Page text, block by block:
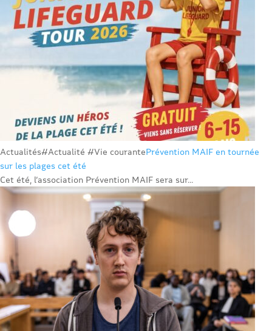
Actualités#Actualité #Vie courantePrévention MAIF en tournée
sur les plages cet été
Cet été, l’association Prévention MAIF sera sur...